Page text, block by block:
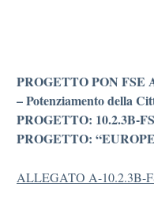
PROGETTO PON FSE
– Potenziamento della
PROGETTO: 10.2.3B-
PROGETTO:
ALLEGATO A-10.2.3B-